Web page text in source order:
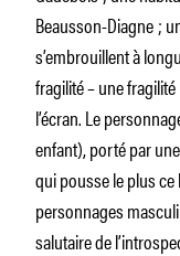
Beausson-­Diagne ;
s’embrouillent à
fragilité – une
l’écran. Le
enfant), porté par
qui pousse le plus
personnages
salutaire de